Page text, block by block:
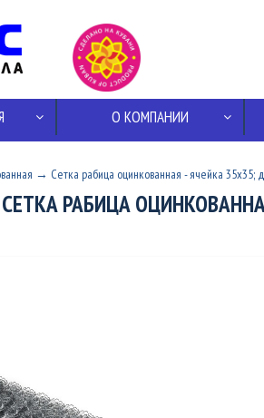
О КОМПАНИИ
→ Сетка рабица оцинкованная - ячейка 35x35;
СЕТКА РАБИЦА